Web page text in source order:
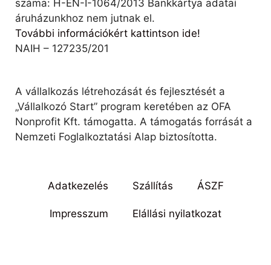
száma: H-EN-I-1064/2013 Bankkártya adatai
áruházunkhoz nem jutnak el.
További információkért kattintson ide!
NAIH – 127235/201
A vállalkozás létrehozását és fejlesztését a
„Vállalkozó Start” program keretében az OFA
Nonprofit Kft. támogatta. A támogatás forrását a
Nemzeti Foglalkoztatási Alap biztosította.
Adatkezelés Szállítás ÁSZF
Impresszum Elállási nyilatkozat